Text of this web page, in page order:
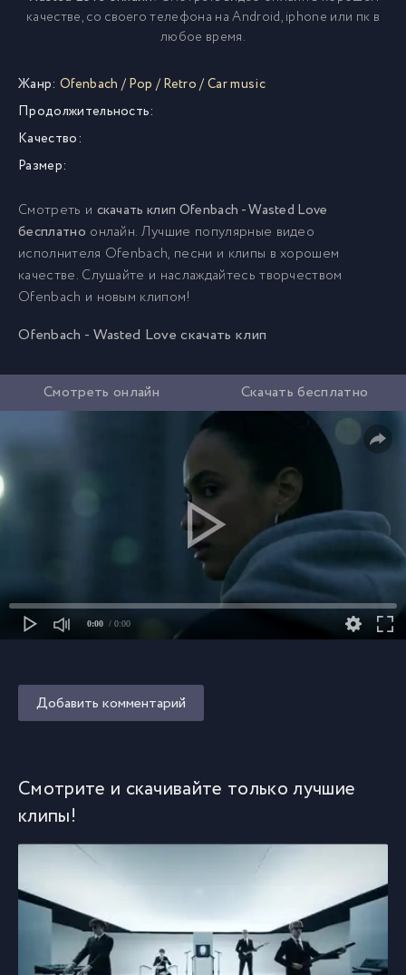
качестве, со своего телефона на Android, iphone или пк в
любое время.
Жанр: Ofenbach /Pop /Retro/Car music
Продолжительность:
Качество:
Размер:
Смотреть и скачать клип Ofenbach - Wasted Love
бесплатно онлайн. Лучшие популярные видео
исполнителя Ofenbach, песни и клипы в хорошем
качестве. Слушайте и наслаждайтесь творчеством
Ofenbach и новым клипом!
Ofenbach - Wasted Love скачать клип
Смотреть онлайн Скачать бесплатно
0:00 / 0:00
Добавить комментарий
Смотрите и скачивайте только лучшие
клипы!